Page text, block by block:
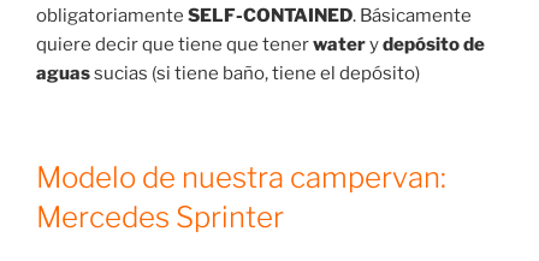
obligatoriamente SELF-CONTAINED. Básicamente
quiere decir que tiene que tenerwaterydepósito de
aguassucias (si tiene baño, tiene el depósito)
Modelo de nuestra campervan:
Mercedes Sprinter